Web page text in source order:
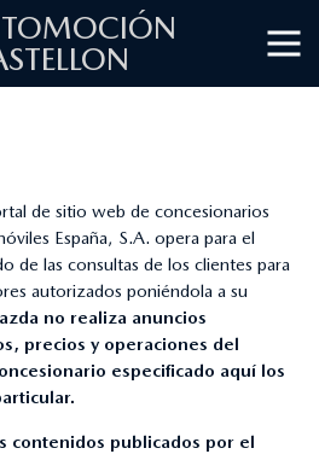
de sitio web de concesionarios
España, S.A. opera para el
de las consultas de los clientes para
autorizados poniéndola a su
no realiza anuncios
precios y operaciones del
especificado aquí los
contenidos publicados por el